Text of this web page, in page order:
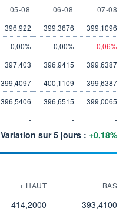
5 AUGUST
05-08 6 AUGUST
06-08 7
07-08
396,922 399,3676
399,1096
0,00% 0,00%
-0,06%
397,403 396,9415
399,6387
399,4097 400,1109
399,6387
396,5406 396,6515
399,0065
- - -
Variation sur 5 jours : +0,18%
+ HAUT + BAS
414,2000
393,4100